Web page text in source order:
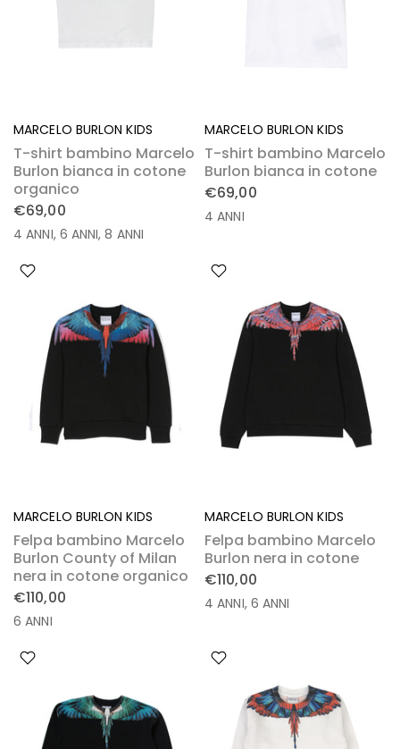
MARCELO BURLON KIDS
T-shirt bambino Marcelo
Burlon bianca in cotone
organico
€69,00
4 ANNI 6 ANNI 8 ANNI
MARCELO BURLON KIDS
T-shirt bambino Marcelo
Burlon bianca in cotone
€69,00
4 ANNI
MARCELO BURLON KIDS
Felpa bambino Marcelo
Burlon County of Milan
nera in cotone organico
€110,00
6 ANNI
MARCELO BURLON KIDS
Felpa bambino Marcelo
Burlon nera in cotone
€110,00
4 ANNI 6 ANNI